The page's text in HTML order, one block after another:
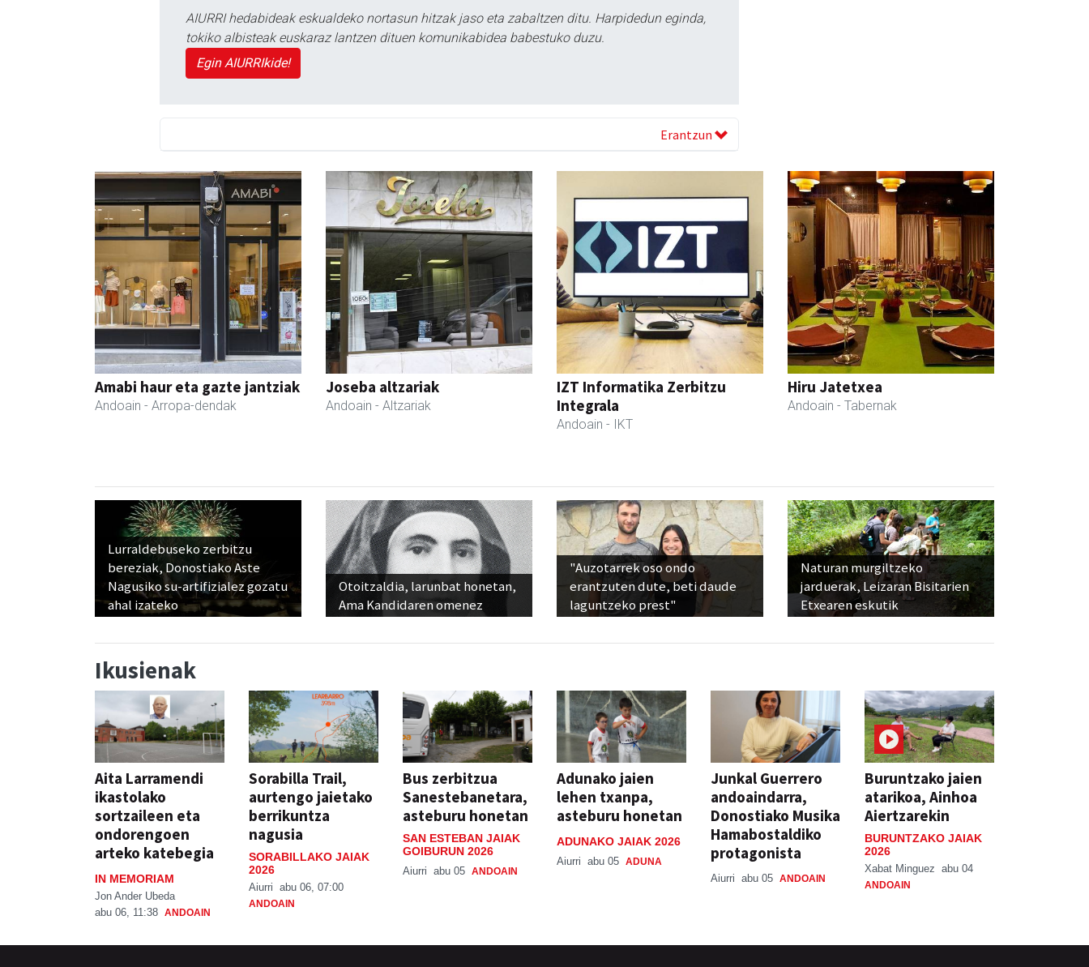
AIURRI hedabideak eskualdeko nortasun hitzak jaso eta zabaltzen ditu. Harpidedun eginda,
tokiko albisteak euskaraz lantzen dituen komunikabidea babestuko duzu.
Egin AIURRIkide!
Erantzun
Amabi haur eta gazte jantziak
Andoain - Arropa-dendak
Joseba altzariak
Andoain - Altzariak
IZT Informatika Zerbitzu
Integrala
Andoain - IKT
Hiru Jatetxea
Andoain - Tabernak
Lurraldebuseko zerbitzu
bereziak, Donostiako Aste
Nagusiko su-artifizialez gozatu
ahal izateko
Otoitzaldia, larunbat honetan,
Ama Kandidaren omenez
"Auzotarrek oso ondo
erantzuten dute, beti daude
laguntzeko prest"
Naturan murgiltzeko
jarduerak, Leizaran Bisitarien
Etxearen eskutik
Ikusienak
Aita Larramendi
ikastolako
sortzaileen eta
ondorengoen
arteko katebegia
IN MEMORIAM
Jon Ander Ubeda
abu 06, 11:38 ANDOAIN
Sorabilla Trail,
aurtengo jaietako
berrikuntza
nagusia
SORABILLAKO JAIAK
2026
Aiurri abu 06, 07:00
ANDOAIN
Bus zerbitzua
Sanestebanetara,
asteburu honetan
SAN ESTEBAN JAIAK
GOIBURUN 2026
Aiurri abu 05 ANDOAIN
Adunako jaien
lehen txanpa,
asteburu honetan
ADUNAKO JAIAK 2026
Aiurri abu 05 ADUNA
Junkal Guerrero
andoaindarra,
Donostiako Musika
Hamabostaldiko
protagonista
Aiurri abu 05 ANDOAIN
Buruntzako jaien
atarikoa, Ainhoa
Aiertzarekin
BURUNTZAKO JAIAK
2026
Xabat Minguez abu 04
ANDOAIN